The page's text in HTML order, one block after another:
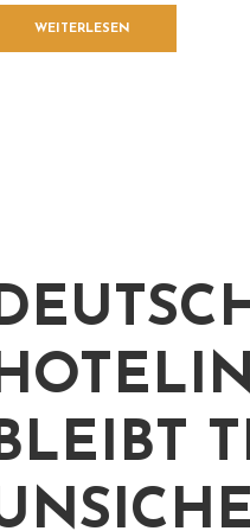
WEITERLESEN